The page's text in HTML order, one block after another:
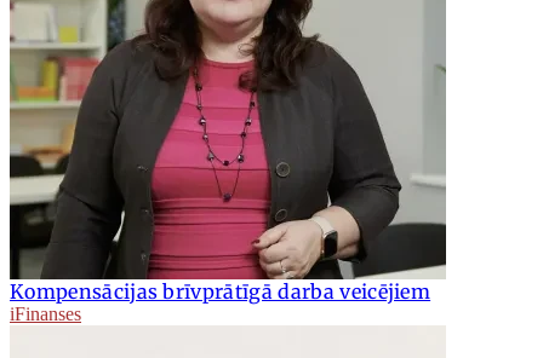
Kompensācijas brīvprātīgā darba veicējiem
iFinanses